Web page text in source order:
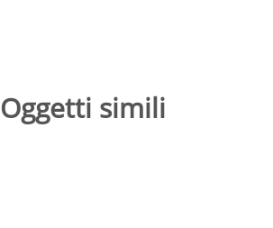
Oggetti simili